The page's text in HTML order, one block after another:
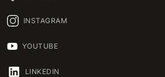
INSTAGRAM
YOUTUBE
LINKEDIN